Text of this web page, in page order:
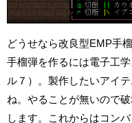
どうせなら改良型EMP手
手榴弾を作るには電子工
ル７）。製作したいアイ
ね。やることが無いので
します。これからはコン